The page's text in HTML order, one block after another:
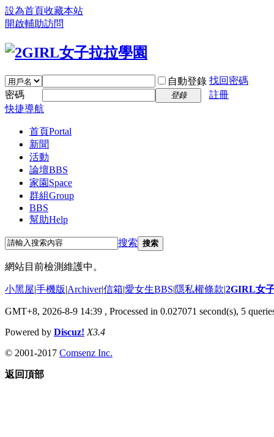
設為首頁收藏本站
開啟輔助訪問
自動登錄 找回密碼
密碼
登錄
註冊
快捷導航
首頁Portal
新聞
活動
論壇BBS
家園 Space
群組Group
BBS
幫助Help
搜索 搜索
網站目前檢測維護中。
小黑屋|手機版|Archiver|信箱|愛女生BBS|隱私權條款|2GIRL女
GMT+8, 2026-8-9 14:39 , Processed in 0.027071 second(s), 5
Powered by Discuz! X3.4
© 2001-2017 Comsenz Inc.
返回頂部